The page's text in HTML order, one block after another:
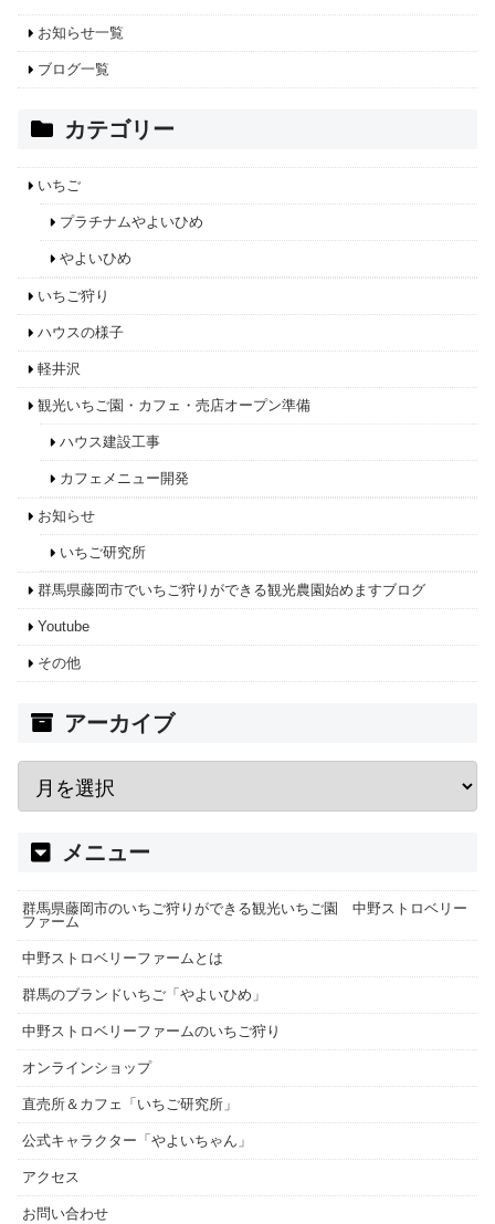
お知らせ一覧
ブログ一覧
カテゴリー
いちご
プラチナムやよいひめ
やよいひめ
いちご狩り
ハウスの様子
軽井沢
観光いちご園・カフェ・売店オープン準備
ハウス建設工事
カフェメニュー開発
お知らせ
いちご研究所
群馬県藤岡市でいちご狩りができる観光農園始めますブログ
Youtube
その他
アーカイブ
メニュー
群馬県藤岡市のいちご狩りができる観光いちご園 中野ストロベリー
ファーム
中野ストロベリーファームとは
群馬のブランドいちご「やよいひめ」
中野ストロベリーファームのいちご狩り
オンラインショップ
直売所＆カフェ「いちご研究所」
公式キャラクター「やよいちゃん」
アクセス
お問い合わせ